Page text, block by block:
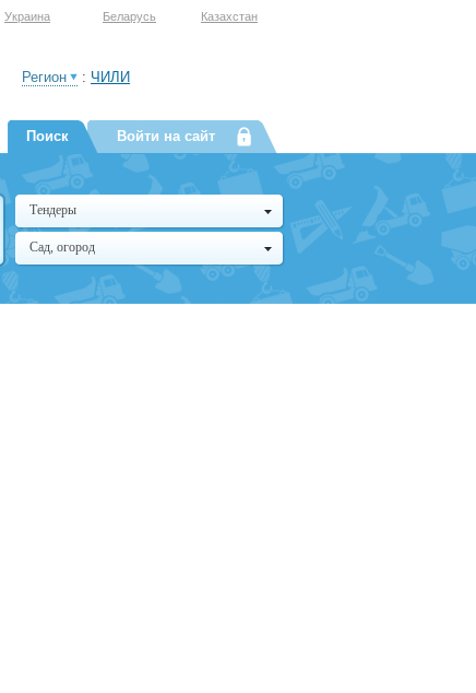
Украина Беларусь Казахстан
Регион : ЧИЛИ
Поиск Войти на сайт
Тендеры
Сад, огород